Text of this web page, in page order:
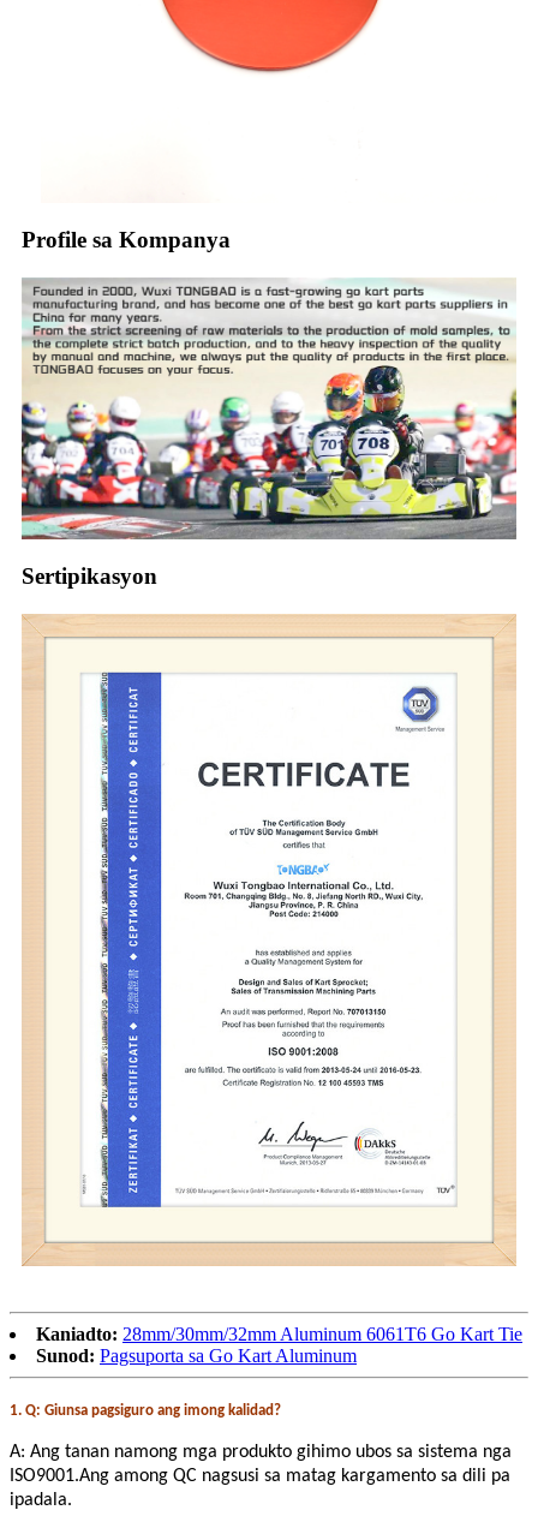
Profile sa Kompanya
Sertipikasyon
Kaniadto: 28mm/30mm/32mm Aluminum 6061T6 Go Kart Tie
Sunod: Pagsuporta sa Go Kart Aluminum
1. Q: Giunsa pagsiguro ang imong kalidad?
A: Ang tanan namong mga produkto gihimo ubos sa sistema nga
ISO9001.Ang among QC nagsusi sa matag kargamento sa dili pa
ipadala.